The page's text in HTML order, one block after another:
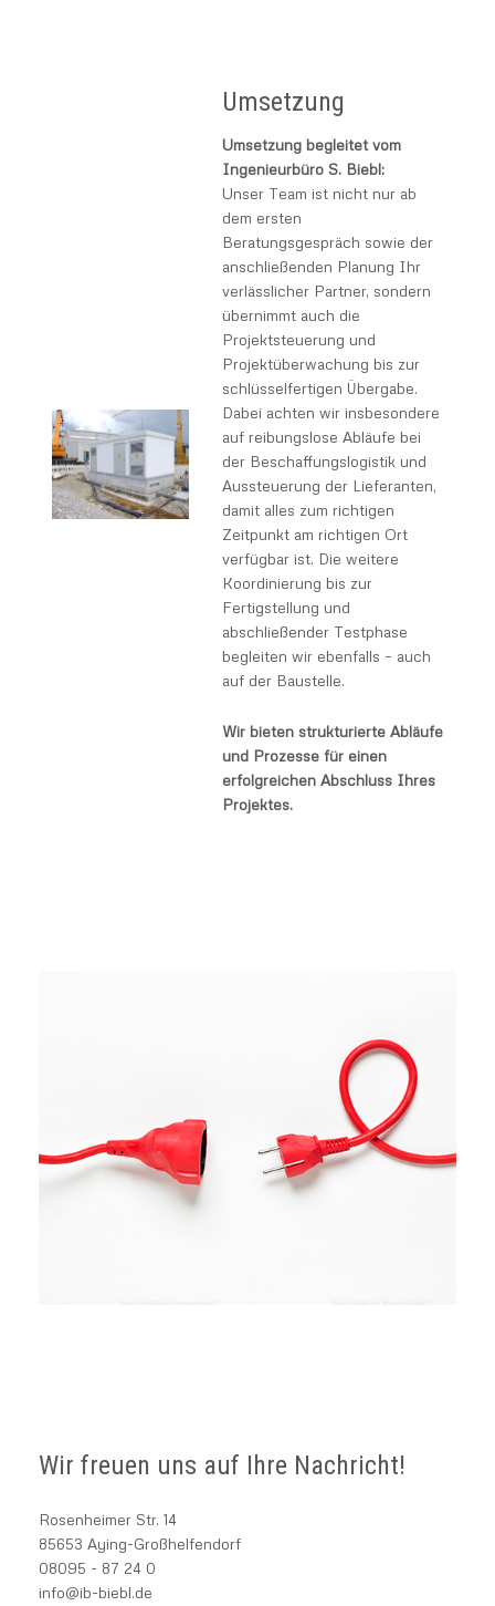
Umsetzung
Umsetzung begleitet vom
Ingenieurbüro S. Biebl:
Unser Team ist nicht nur ab
dem ersten
Beratungsgespräch sowie der
anschließenden Planung Ihr
verlässlicher Partner, sondern
übernimmt auch die
Projektsteuerung und
Projektüberwachung bis zur
schlüsselfertigen Übergabe.
Dabei achten wir insbesondere
auf reibungslose Abläufe bei
der Beschaffungslogistik und
Aussteuerung der Lieferanten,
damit alles zum richtigen
Zeitpunkt am richtigen Ort
verfügbar ist. Die weitere
Koordinierung bis zur
Fertigstellung und
abschließender Testphase
begleiten wir ebenfalls – auch
auf der Baustelle.
Wir bieten strukturierte Abläufe
und Prozesse für einen
erfolgreichen Abschluss Ihres
Projektes.
Wir freuen uns auf Ihre Nachricht!
Rosenheimer Str. 14
85653 Aying-Großhelfendorf
08095 - 87 24 0
info@ib-biebl.de